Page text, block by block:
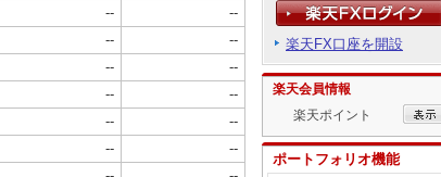
楽天FX口座を開設
楽天会員情報
楽天ポイント
ポートフォリオ機能